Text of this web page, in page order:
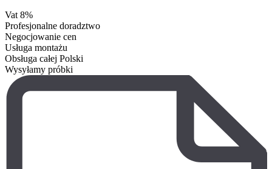
Vat 8%
Profesjonalne doradztwo
Negocjowanie cen
Usługa montażu
Obsługa całej Polski
Wysyłamy próbki